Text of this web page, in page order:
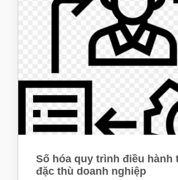
Số hóa quy trình điều hành
đặc thù doanh nghiệp